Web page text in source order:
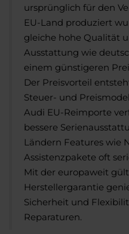
ursprünglich für den
EU-Land produziert
gleiche hohe Qualität
Ausstattung wie
einem günstigeren
Der Preisvorteil
Steuer- und
Audi EU-Reimporte
bessere
Ländern Features wie
Assistenzpakete oft
Mit der europaweit
Herstellergarantie
Sicherheit und
Reparaturen.